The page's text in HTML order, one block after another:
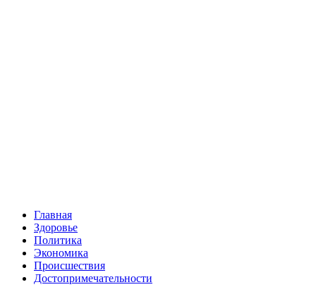
Главная
Здоровье
Политика
Экономика
Происшествия
Достопримечательности